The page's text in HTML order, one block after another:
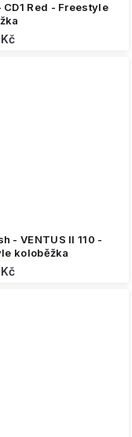
CD1 Red - Freestyle
- VENTUS II 110 -
koloběžka